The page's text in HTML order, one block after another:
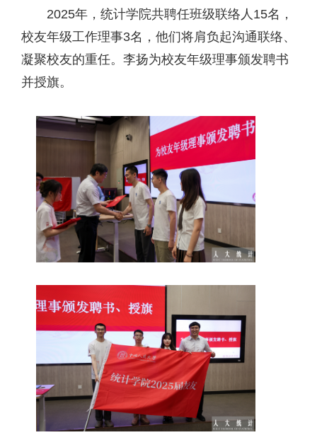
2025年，统计学院共聘任班级联络人15名，
校友年级工作理事3名，他们将肩负起沟通联络、
凝聚校友的重任。李扬为校友年级理事颁发聘书
并授旗。